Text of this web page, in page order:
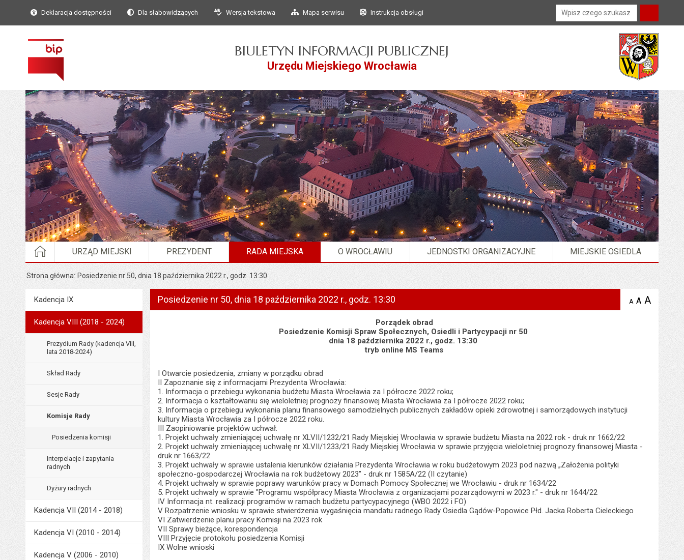
Przejdź do głównego
Przejdź do treści
Deklaracja dostępności Dla słabowidzących Wersja tekstowa Mapa serwisu Instrukcja obsługi Wyszukiwarka
BIULETYN INFORMACJI PUBLICZNEJ
Urzędu Miejskiego Wrocławia
STRONA GŁÓWNA
URZĄD MIEJSKI PREZYDENT RADA MIEJSKA O WROCŁAWIU JEDNOSTKI ORGANIZACYJNE MIEJSKIE OSIEDLA
Strona główna Posiedzenie nr 50, dnia 18 października 2022 r., godz. 13:30
MenuRada Miejska
Kadencja IX
Kadencja VIII (2018 - 2024)
Prezydium Rady (kadencja VIII,
lata 2018-2024)
Skład Rady
Sesje Rady
Komisje Rady
Posiedzenia komisji
Interpelacje i zapytania
radnych
Dyżury radnych
Kadencja VII (2014 - 2018)
Kadencja VI (2010 - 2014)
Kadencja V (2006 - 2010)
Posiedzenie nr 50, dnia 18 października 2022 r., godz. 13:30 A zmniejsz
A domyślna
A
Porządek obrad
Posiedzenie Komisji Spraw Społecznych, Osiedli i Partycypacji nr 50
dnia 18 października 2022 r., godz. 13:30
tryb online MS Teams
I Otwarcie posiedzenia, zmiany w porządku obrad
II Zapoznanie się z informacjami Prezydenta Wrocławia:
1. Informacja o przebiegu wykonania budżetu Miasta Wrocławia za I półrocze 2022 roku;
2. Informacja o kształtowaniu się wieloletniej prognozy finansowej Miasta Wrocławia za I półrocze 2022 roku;
3. Informacja o przebiegu wykonania planu finansowego samodzielnych publicznych zakładów opieki zdrowotnej i samorządowych instytucji
kultury Miasta Wrocławia za I półrocze 2022 roku.
III Zaopiniowanie projektów uchwał:
1. Projekt uchwały zmieniającej uchwałę nr XLVII/1232/21 Rady Miejskiej Wrocławia w sprawie budżetu Miasta na 2022 rok - druk nr 1662/22
2. Projekt uchwały zmieniającej uchwałę nr XLVII/1233/21 Rady Miejskiej Wrocławia w sprawie przyjęcia wieloletniej prognozy finansowej Miasta -
druk nr 1663/22
3. Projekt uchwały w sprawie ustalenia kierunków działania Prezydenta Wrocławia w roku budżetowym 2023 pod nazwą „Założenia polityki
społeczno-gospodarczej Wrocławia na rok budżetowy 2023” - druk nr 1585A/22 (II czytanie)
4. Projekt uchwały w sprawie poprawy warunków pracy w Domach Pomocy Społecznej we Wrocławiu - druk nr 1634/22
5. Projekt uchwały w sprawie "Programu współpracy Miasta Wrocławia z organizacjami pozarządowymi w 2023 r." - druk nr 1644/22
IV Informacja nt. realizacji programów w ramach budżetu partycypacyjnego (WBO 2022 i FO)
V Rozpatrzenie wniosku w sprawie stwierdzenia wygaśnięcia mandatu radnego Rady Osiedla Gądów-Popowice Płd. Jacka Roberta Cieleckiego
VI Zatwierdzenie planu pracy Komisji na 2023 rok
VII Sprawy bieżące, korespondencja
VIII Przyjęcie protokołu posiedzenia Komisji
IX Wolne wnioski